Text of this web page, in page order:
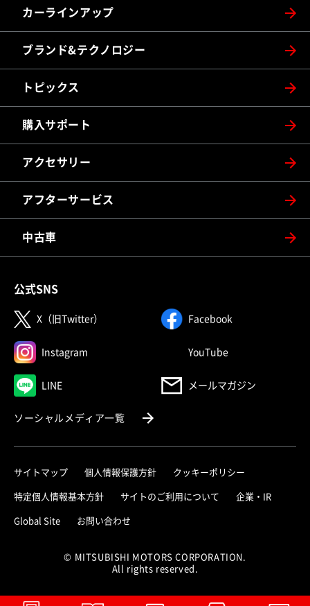
カーラインアップ
ブランド&テクノロジー
トピックス
購入サポート
アクセサリー
アフターサービス
中古車
公式SNS
X（旧Twitter） （別ウィンドウで開く）Facebook（別ウィンドウ
Instagram （別ウィンドウで開く）YouTube（別ウィンドウで
LINE（別ウィンドウで開く） メールマガジン
ソーシャルメディア一覧（別ウィンドウで開く）
サイトマップ 個人情報保護方針 クッキーポリシー
特定個人情報基本方針 サイトのご利用について 企業・IR（別ウィ
Global Site（別ウィンドウで開く）
お問い合わせ
© MITSUBISHI MOTORS CORPORATION.
All rights reserved.